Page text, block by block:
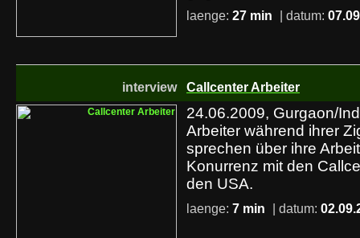
laenge: 27 min | datum:
interview Callcenter Arbeiter
24.06.2009, Gurgaon/
Arbeiter während ihrer
sprechen über ihre
Konurrenz mit den
den USA.
laenge: 7 min | datum: